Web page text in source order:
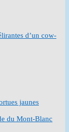
d’un cow-
jaunes
du Mont-Blanc